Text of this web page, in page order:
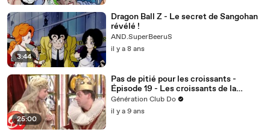
3:44
Dragon Ball Z - Le secret de Sangohan
révélé !
AND.SuperBeeruS
il y a 8 ans
25:00
Pas de pitié pour les croissants -
Épisode 19 - Les croissants de la
princesse
Génération Club Do
il y a 9 ans